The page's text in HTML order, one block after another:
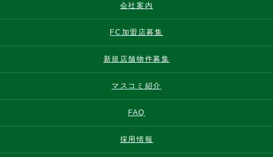
会社案内
FC加盟店募集
新規店舗物件募集
マスコミ紹介
FAQ
採用情報